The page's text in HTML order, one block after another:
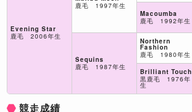
Evening Star
鹿毛 2006年生
鹿毛 1997年生
Sequins
鹿毛 1987年生
Macoumba
鹿毛 1992年生
Northern
Fashion
鹿毛 1980年生
Brilliant Touch
黒鹿毛 1976年
生
競走成績